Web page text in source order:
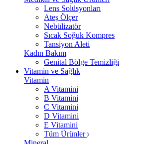
Lens Solüsyonları
Ateş Ölçer
Nebülizatör
Sıcak Soğuk Kompres
Tansiyon Aleti
Kadın Bakım
Genital Bölge Temizliği
Vitamin ve Sağlık
Vitamin
A Vitamini
B Vitamini
C Vitamini
D Vitamini
E Vitamini
Tüm Ürünler